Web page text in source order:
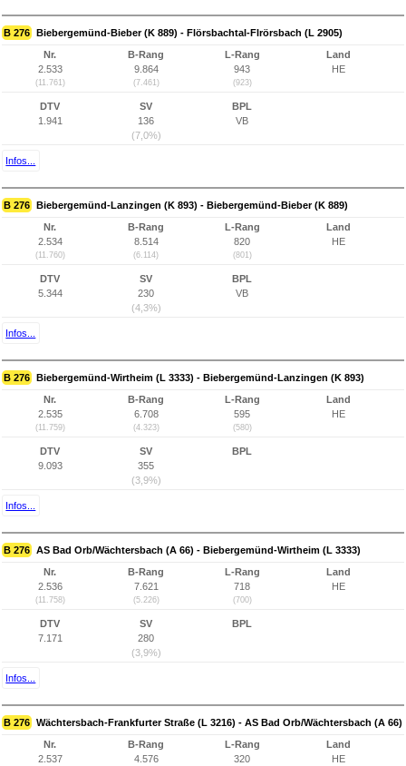
B 276 Biebergemünd-Bieber (K 889) - Flörsbachtal-Flrörsbach (L 2905)
Nr.
2.533
(11.761)
B-Rang
9.864
(7.461)
L-Rang
943
(923)
Land
HE
DTV
1.941
SV
136
(7,0%)
BPL
VB
Infos...
B 276 Biebergemünd-Lanzingen (K 893) - Biebergemünd-Bieber (K 889)
Nr.
2.534
(11.760)
B-Rang
8.514
(6.114)
L-Rang
820
(801)
Land
HE
DTV
5.344
SV
230
(4,3%)
BPL
VB
Infos...
B 276 Biebergemünd-Wirtheim (L 3333) - Biebergemünd-Lanzingen (K 893)
Nr.
2.535
(11.759)
B-Rang
6.708
(4.323)
L-Rang
595
(580)
Land
HE
DTV
9.093
SV
355
(3,9%)
BPL
Infos...
B 276 AS Bad Orb/Wächtersbach (A 66) - Biebergemünd-Wirtheim (L 3333)
Nr.
2.536
(11.758)
B-Rang
7.621
(5.226)
L-Rang
718
(700)
Land
HE
DTV
7.171
SV
280
(3,9%)
BPL
Infos...
B 276 Wächtersbach-Frankfurter Straße (L 3216) - AS Bad Orb/Wächtersbach (A 66)
Nr.
2.537
B-Rang
4.576
L-Rang
320
Land
HE